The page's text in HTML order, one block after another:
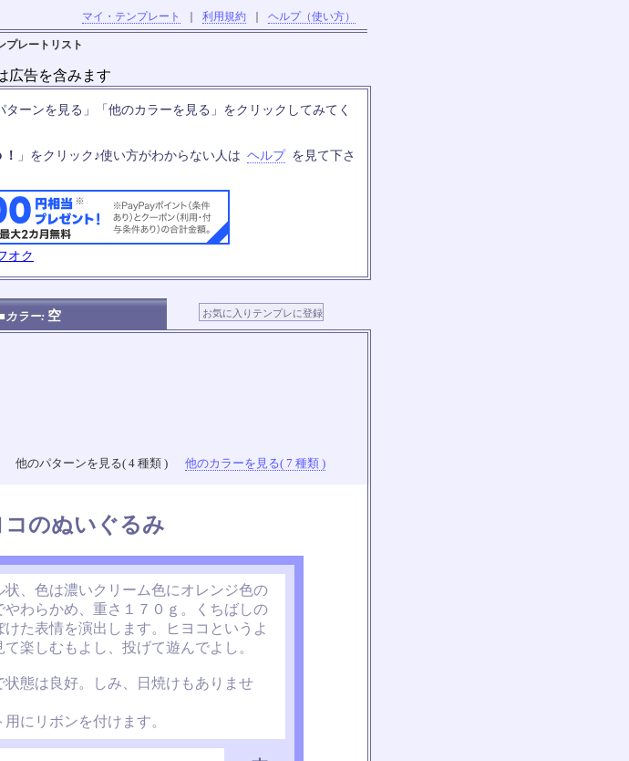
マイ・テンプレート 利用規約 ヘルプ（使い方）
プレートリスト
広告を含みます
ターンを見る」「他のカラーを見る」をクリックしてみてく
」をクリック♪使い方がわからない人は ヘルプ を見て下さ
オク
カラー: 空
他のパターンを見る( 4 種類 ) 他のカラーを見る( 7 種類 )
のぬいぐるみ
、色は濃いクリーム色にオレンジ色の
やわらかめ、重さ１７０ｇ。くちばしの
た表情を演出します。ヒヨコというよ
楽しむもよし、投げて遊んでよし。
態は良好。しみ、日焼けもありませ
にリボンを付けます。